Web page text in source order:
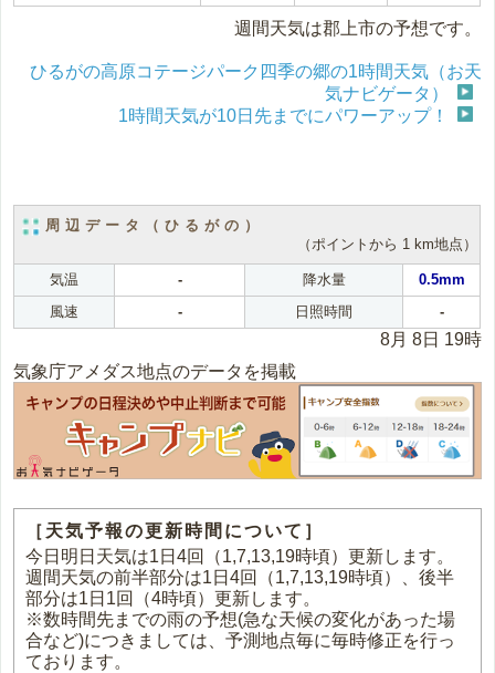
週間天気は郡上市の予想です。
ひるがの高原コテージパーク四季の郷の1時間天気（お天
気ナビゲータ）
1時間天気が10日先までにパワーアップ！
周辺データ（ひるがの）
（ポイントから 1 km地点）
気温 - 降水量
0.5mm
風速
- 日照時間 -
8月 8日 19時
気象庁アメダス地点のデータを掲載
［天気予報の更新時間について］
今日明日天気は1日4回（1,7,13,19時頃）更新します。
週間天気の前半部分は1日4回（1,7,13,19時頃）、後半
部分は1日1回（4時頃）更新します。
※数時間先までの雨の予想(急な天候の変化があった場
合など)につきましては、予測地点毎に毎時修正を行っ
ております。